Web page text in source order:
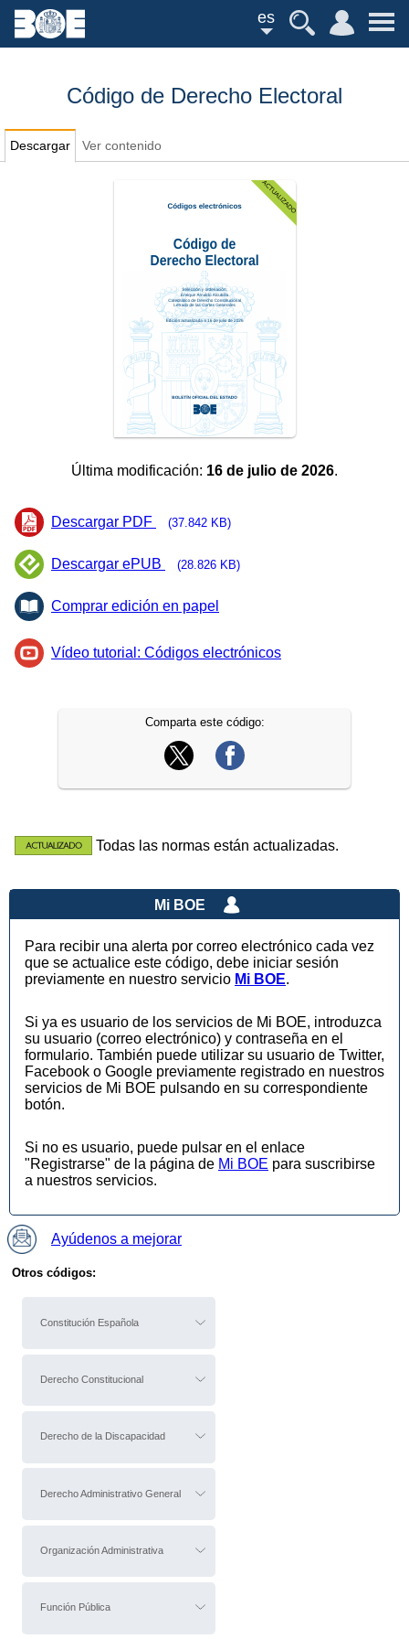
es
Otros códigos:
Constitución Española
Derecho Constitucional
Derecho de la Discapacidad
Derecho Administrativo General
Organización Administrativa
Función Pública
Código de Derecho Electoral
Descargar Ver contenido
Última modificación: 16 de julio de 2026.
Descargar PDF (37.842 KB)
Descargar ePUB (28.826 KB)
Comprar edición en papel
Vídeo tutorial: Códigos electrónicos
Comparta este código:
Todas las normas están actualizadas.
Mi BOE
Para recibir una alerta por correo electrónico cada vez
que se actualice este código, debe iniciar sesión
previamente en nuestro servicio Mi BOE.
Si ya es usuario de los servicios de Mi BOE, introduzca
su usuario (correo electrónico) y contraseña en el
formulario. También puede utilizar su usuario de Twitter,
Facebook o Google previamente registrado en nuestros
servicios de Mi BOE pulsando en su correspondiente
botón.
Si no es usuario, puede pulsar en el enlace
"Registrarse" de la página de Mi BOE para suscribirse
a nuestros servicios.
Ayúdenos a mejorar